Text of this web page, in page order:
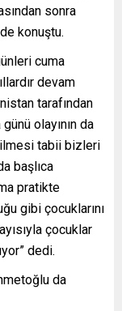
sonra
konuştu.
cuma
devam
tarafından
günü olayının da
tabii bizleri
başlıca
pratikte
gibi çocuklarını
çocuklar
dedi.
da